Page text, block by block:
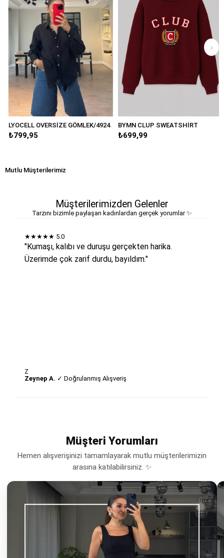
OVERSİZE GÖMLEK/4924 BYMN CLUP SWEATSHİRT
₺699,99
Mutlu Müşterilerimiz
Müşterilerimizden Gelenler
Tarzını bizimle paylaşan kadınlardan gerçek yorumlar ✨
★★★★★ 5.0
"Kumaşı, kalıbı ve duruşu gerçekten harika.
Üzerimde çok zarif durdu, bayıldım."
Z
Zeynep A. ✓ Doğrulanmış Alışveriş
Müşteri Yorumları
Hemen alışverişinizi tamamlayarak mutlu müşterilerimizin
arasına katılabilirsiniz. ✨